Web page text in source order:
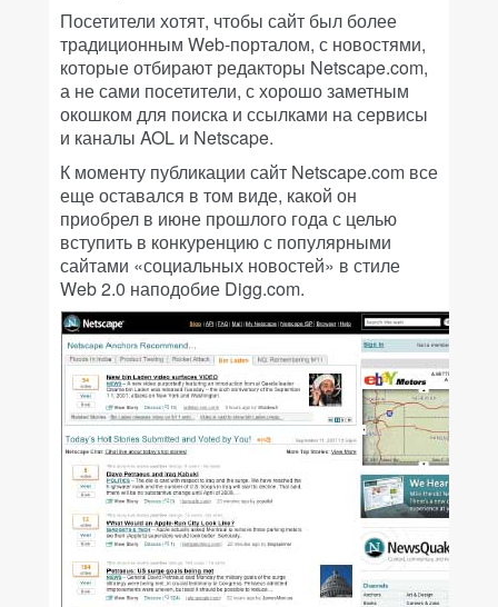
Посетители хотят, чтобы сайт был более
традиционным Web-порталом, с новостями,
которые отбирают редакторы Netscape.com,
а не сами посетители, с хорошо заметным
окошком для поиска и ссылками на сервисы
и каналы AOL и Netscape.
К моменту публикации сайт Netscape.com все
еще оставался в том виде, какой он
приобрел в июне прошлого года с целью
вступить в конкуренцию с популярными
сайтами «социальных новостей» в стиле
Web 2.0 наподобие Digg.com.